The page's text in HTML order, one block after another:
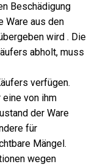
Beschädigung
Ware aus den
wird . Die
abholt, muss
verfügen.
eine von ihm
der Ware
für
Mängel.
wegen